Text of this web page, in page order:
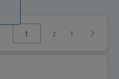
Wybierz stronę:
z 1